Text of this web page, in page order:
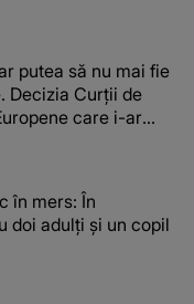
putea să nu mai fie
Decizia Curţii de
care i-ar
în mers: În
doi adulți și un copil